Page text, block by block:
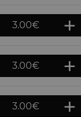
3.00€
3.00€
3.00€